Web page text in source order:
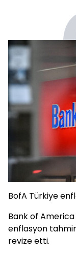
BofA Türkiye
Bank of America
enflasyon
revize etti.